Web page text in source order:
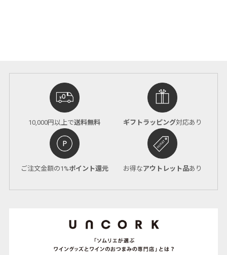
10,000円以上で送料無料 ギフトラッピング対応あり
ご注文金額の1%ポイント還元 お得なアウトレット品あり